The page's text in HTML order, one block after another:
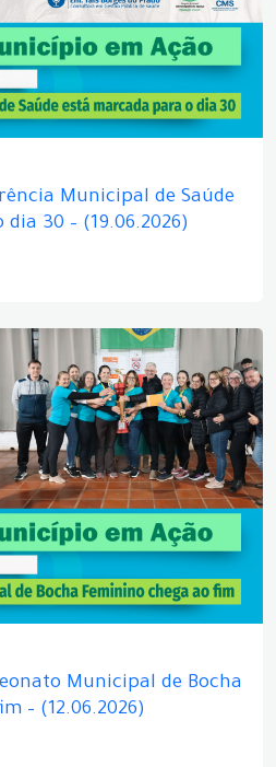
Municipal de Saúde
30 – (19.06.2026)
Municipal de Bocha
– (12.06.2026)